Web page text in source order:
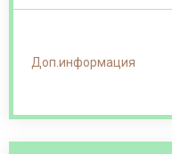
Доп.информация